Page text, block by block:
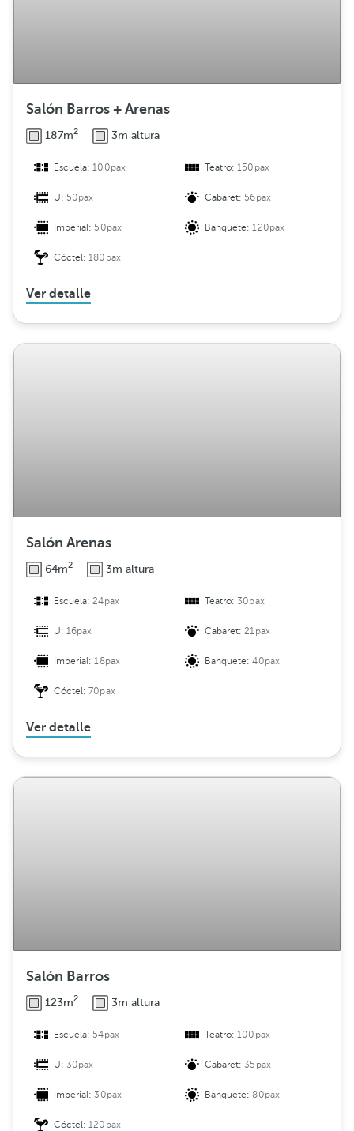
Salón Barros + Arenas
187m2 3m altura
Escuela:100pax Teatro:150pax
U: 50pax Cabaret: 56pax
Imperial: 50pax Banquete:120pax
Cóctel:180pax
Ver detalle
Salón Arenas
64m2 3m altura
Escuela:24pax Teatro:30pax
U:16pax Cabaret:21pax
Imperial:18pax Banquete:40pax
Cóctel:70pax
Ver detalle
Salón Barros
123m2 3m altura
Escuela: 54pax Teatro:100pax
U:30pax Cabaret:35pax
Imperial:30pax Banquete:80pax
Cóctel:120pax